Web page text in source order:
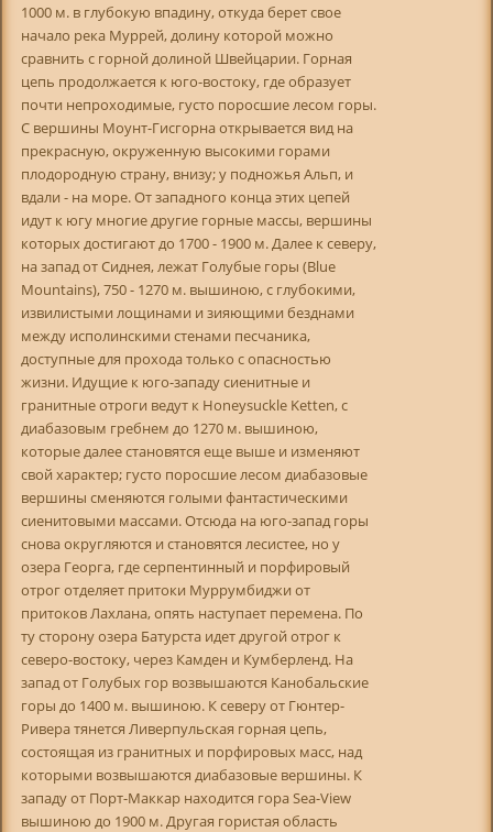
1000 м. в глубокую впадину, откуда берет свое
начало река Муррей, долину которой можно
сравнить с горной долиной Швейцарии. Горная
цепь продолжается к юго-востоку, где образует
почти непроходимые, густо поросшие лесом горы.
С вершины Моунт-Гисгорна открывается вид на
прекрасную, окруженную высокими горами
плодородную страну, внизу; у подножья Альп, и
вдали - на море. От западного конца этих цепей
идут к югу многие другие горные массы, вершины
которых достигают до 1700 - 1900 м. Далее к северу,
на запад от Сиднея, лежат Голубые горы (Blue
Mountains), 750 - 1270 м. вышиною, с глубокими,
извилистыми лощинами и зияющими безднами
между исполинскими стенами песчаника,
доступные для прохода только с опасностью
жизни. Идущие к юго-западу сиенитные и
гранитные отроги ведут к Honeysuckle Ketten, с
диабазовым гребнем до 1270 м. вышиною,
которые далее становятся еще выше и изменяют
свой характер; густо поросшие лесом диабазовые
вершины сменяются голыми фантастическими
сиенитовыми массами. Отсюда на юго-запад горы
снова округляются и становятся лесистее, но у
озера Георга, где серпентинный и порфировый
отрог отделяет притоки Муррумбиджи от
притоков Лахлана, опять наступает перемена. По
ту сторону озера Батурста идет другой отрог к
северо-востоку, через Камден и Кумберленд. На
запад от Голубых гор возвышаются Канобальские
горы до 1400 м. вышиною. К северу от Гюнтер-
Ривера тянется Ливерпульская горная цепь,
состоящая из гранитных и порфировых масс, над
которыми возвышаются диабазовые вершины. К
западу от Порт-Маккар находится гора Sea-View
вышиною до 1900 м. Другая гористая область